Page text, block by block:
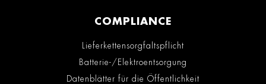
COMPLIANCE
Lieferkettensorgfaltspflicht
Batterie-/Elektroentsorgung
Datenblätter für die Öffentlichkeit